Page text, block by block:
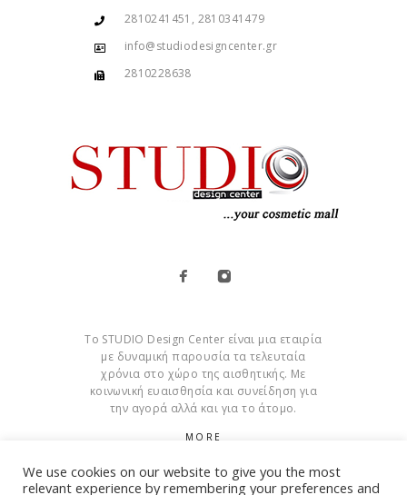
2810241451, 2810341479
info@studiodesigncenter.gr
2810228638
Το STUDIO Design Center είναι μια εταιρία
με δυναμική παρουσία τα τελευταία
χρόνια στο χώρο της αισθητικής. Με
κοινωνική ευαισθησία και συνείδηση για
την αγορά αλλά και για το άτομο.
MORE
Cookies
We use cookies on our website to give you the most
relevant experience by remembering your preferences and